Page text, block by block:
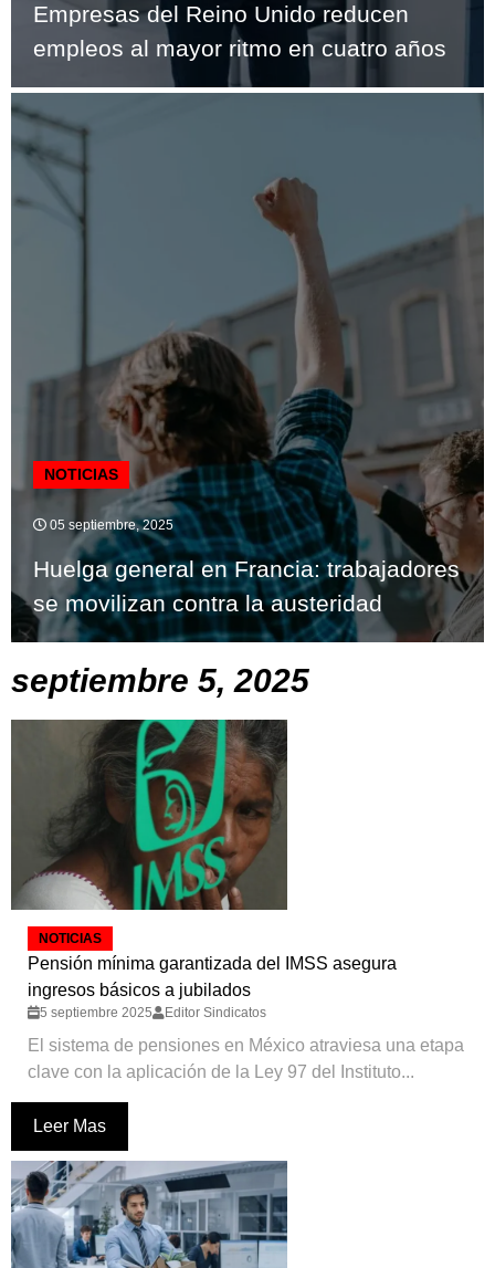
Empresas del Reino Unido reducen
empleos al mayor ritmo en cuatro años
NOTICIAS
05 septiembre, 2025
Huelga general en Francia: trabajadores
se movilizan contra la austeridad
septiembre 5, 2025
NOTICIAS
Pensión mínima garantizada del IMSS asegura
ingresos básicos a jubilados
5 septiembre 2025 Editor Sindicatos
El sistema de pensiones en México atraviesa una etapa
clave con la aplicación de la Ley 97 del Instituto...
Leer Mas